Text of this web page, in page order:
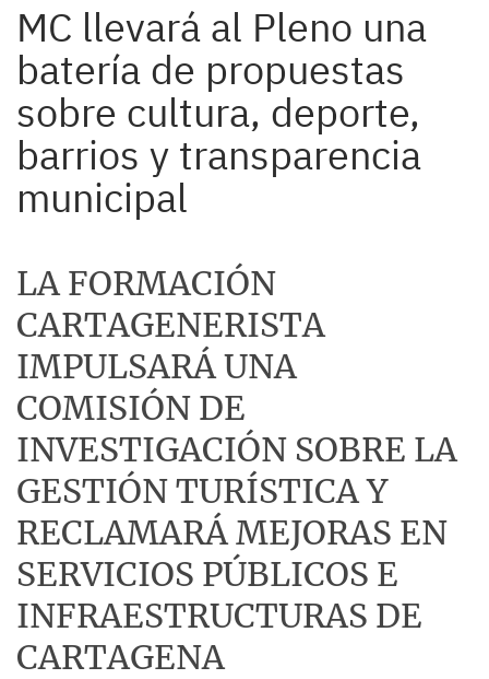
MC llevará al Pleno una
batería de propuestas
sobre cultura, deporte,
barrios y transparencia
municipal
LA FORMACIÓN
CARTAGENERISTA
IMPULSARÁ UNA
COMISIÓN DE
INVESTIGACIÓN SOBRE LA
GESTIÓN TURÍSTICA Y
RECLAMARÁ MEJORAS EN
SERVICIOS PÚBLICOS E
INFRAESTRUCTURAS DE
CARTAGENA